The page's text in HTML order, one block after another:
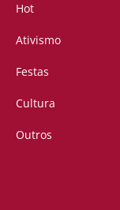
Hot
Ativismo
Festas
Cultura
Outros